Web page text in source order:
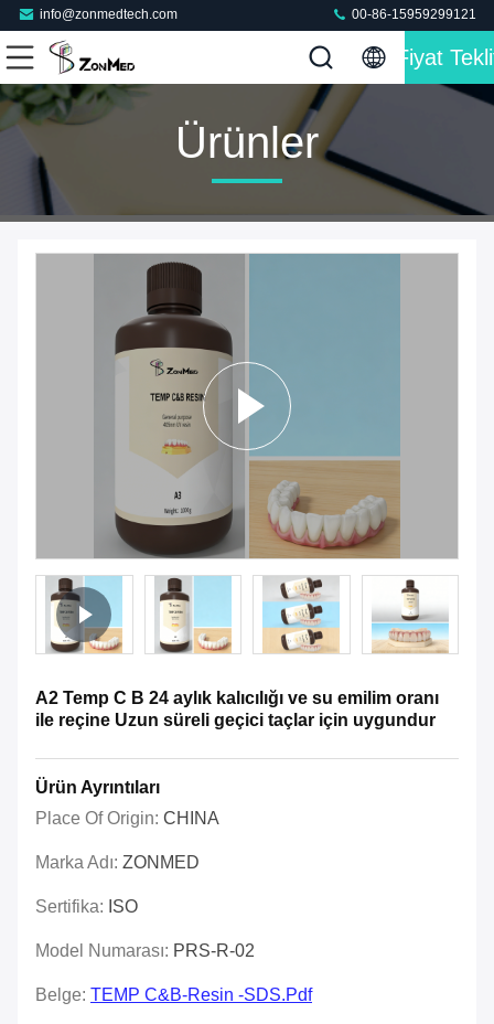
info@zonmedtech.com 00-86-15959299121
Fiyat
Ürünler
A2 Temp C B 24 aylık kalıcılığı ve su emilim oranı
ile reçine Uzun süreli geçici taçlar için uygundur
Ürün Ayrıntıları
Place Of Origin: CHINA
Marka Adı: ZONMED
Sertifika: ISO
Model Numarası: PRS-R-02
Belge: TEMP C&B-Resin -SDS.pdf